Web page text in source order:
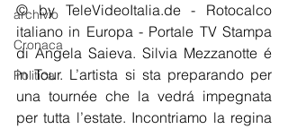
archivio
Cronaca
Politica
© by TeleVideoItalia.de - Rotocalco
italiano in Europa - Portale TV Stampa
di Angela Saieva. Silvia Mezzanotte é
in Tour. L’artista si sta preparando per
una tournée che la vedrá impegnata
per tutta l’estate. Incontriamo la regina